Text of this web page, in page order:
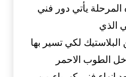
يأتي دور فني
الذي
لكي تسير بها
الطوب الاحمر